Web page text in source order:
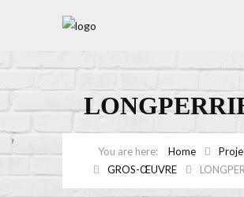
Home
GROS-ŒUVRE